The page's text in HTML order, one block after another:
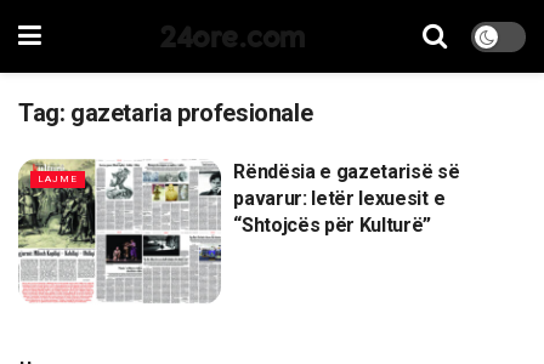
24ore.com
Tag: gazetaria profesionale
LAJME
Rëndësia e gazetarisë së
pavarur: letër lexuesit e
“Shtojcës për Kulturë”